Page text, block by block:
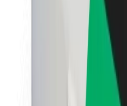
Informazioni Su Bolt
Sostenibilità in Bolt
Project Zero
Sala stampa